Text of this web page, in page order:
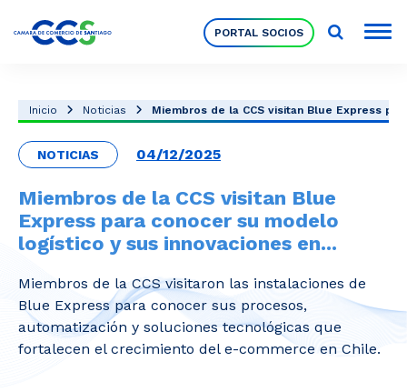
PORTAL SOCIOS
Nuestra Institución
Pilares Estratégicos
Comités de Trabajo
Eventos
Inicio Noticias Miembros de la CCS visitan Blue Express
NOTICIAS 04/12/2025
Miembros de la CCS visitan Blue
Express para conocer su modelo
logístico y sus innovaciones en...
Miembros de la CCS visitaron las instalaciones de
Blue Express para conocer sus procesos,
automatización y soluciones tecnológicas que
fortalecen el crecimiento del e-commerce en Chile.